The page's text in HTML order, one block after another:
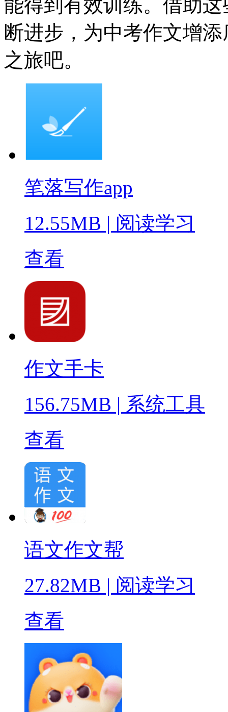
能得到有效训练。借助
断进步，为中考作文增
之旅吧。
笔落写作app
12.55MB | 阅读学习
查看
作文手卡
156.75MB | 系统工具
查看
语文作文帮
27.82MB | 阅读学习
查看